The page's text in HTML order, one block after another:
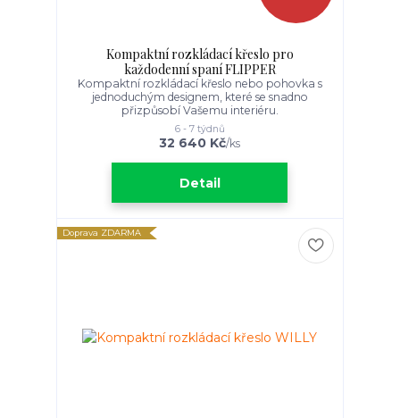
Kompaktní rozkládací křeslo pro
každodenní spaní FLIPPER
Kompaktní rozkládací křeslo nebo pohovka s
jednoduchým designem, které se snadno
přizpůsobí Vašemu interiéru.
32 640 Kč/ks
6 - 7 týdnů
Detail
Doprava ZDARMA